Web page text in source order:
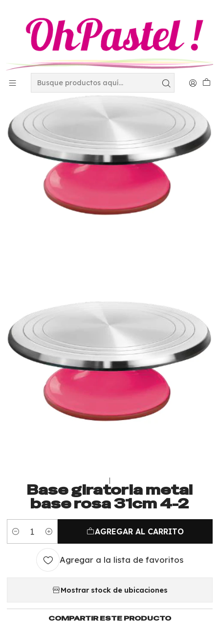
Bases para pastel y cupcakes
Base giratoria metal base rosa 31cm 4-2
|
Base giratoria metal
base rosa 31cm 4-2
Cantidad
AGREGAR AL CARRITO
Agregar a la lista de favoritos
Mostrar stock de ubicaciones
COMPARTIR ESTE PRODUCTO